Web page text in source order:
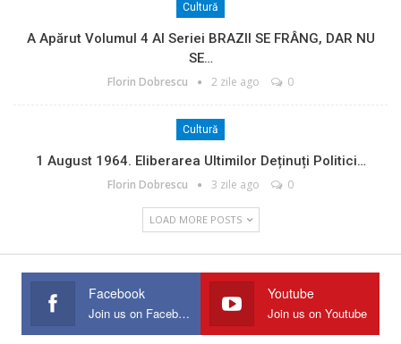
Cultură
A Apărut Volumul 4 Al Seriei BRAZII SE FRÂNG, DAR NU
SE…
Florin Dobrescu 2 zile ago 0
Cultură
1 August 1964. Eliberarea Ultimilor Deținuți Politici…
Florin Dobrescu 3 zile ago 0
LOAD MORE POSTS
Facebook
Join us on Facebook
Youtube
Join us on Youtube